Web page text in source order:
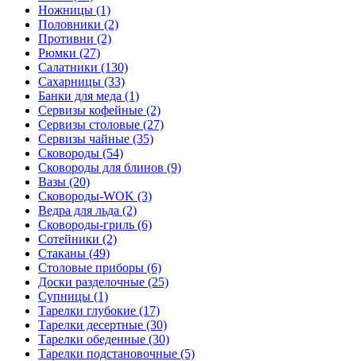
Ножницы (1)
Половники (2)
Противни (2)
Рюмки (27)
Салатники (130)
Сахарницы (33)
Банки для меда (1)
Сервизы кофейные (2)
Сервизы столовые (27)
Сервизы чайные (35)
Сковороды (54)
Сковороды для блинов (9)
Вазы (20)
Сковороды-WOK (3)
Ведра для льда (2)
Сковороды-гриль (6)
Сотейники (2)
Стаканы (49)
Столовые приборы (6)
Доски разделочные (25)
Супницы (1)
Тарелки глубокие (17)
Тарелки десертные (30)
Тарелки обеденные (30)
Тарелки подстановочные (5)